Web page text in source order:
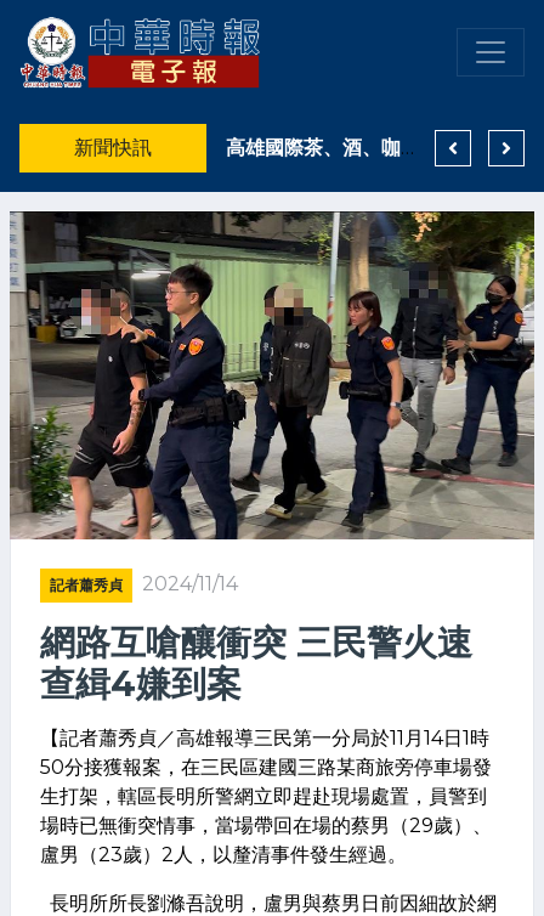
新聞快訊 高雄國際茶、酒、咖啡暨食品展前進高雄展覽館 首次橫跨南北雙館 共創港都飲食派對
記者蕭秀貞 2024/11/14
網路互嗆釀衝突 三民警火速
查緝4嫌到案
【記者蕭秀貞／高雄報導三民第一分局於11月14日1時
50分接獲報案，在三民區建國三路某商旅旁停車場發
生打架，轄區長明所警網立即趕赴現場處置，員警到
場時已無衝突情事，當場帶回在場的蔡男（29歲）、
盧男（23歲）2人，以釐清事件發生經過。
長明所所長劉滌吾說明，盧男與蔡男日前因細故於網